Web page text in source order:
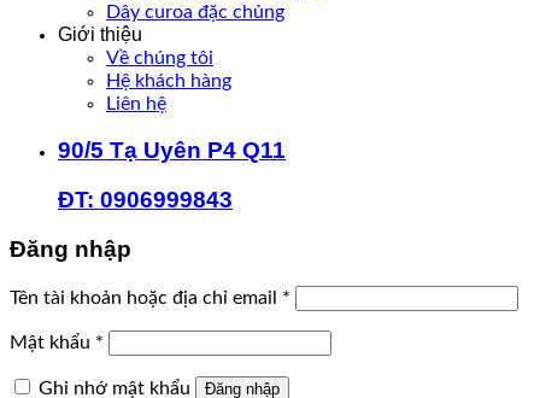
Dây curoa đặc chủng
Giới thiệu
Về chúng tôi
Hệ khách hàng
Liên hệ
90/5 Tạ Uyên P4 Q11
ĐT: 0906999843
Đăng nhập
Tên tài khoản hoặc địa chỉ email *
Mật khẩu *
Ghi nhớ mật khẩu
Đăng nhập